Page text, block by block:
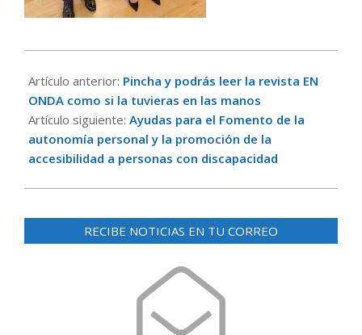
05-
10
Artículo anterior: Pincha y podrás leer la revista EN
ONDA como si la tuvieras en las manos
Artículo siguiente: Ayudas para el Fomento de la
autonomía personal y la promoción de la
accesibilidad a personas con discapacidad
RECIBE NOTICIAS EN TU CORREO